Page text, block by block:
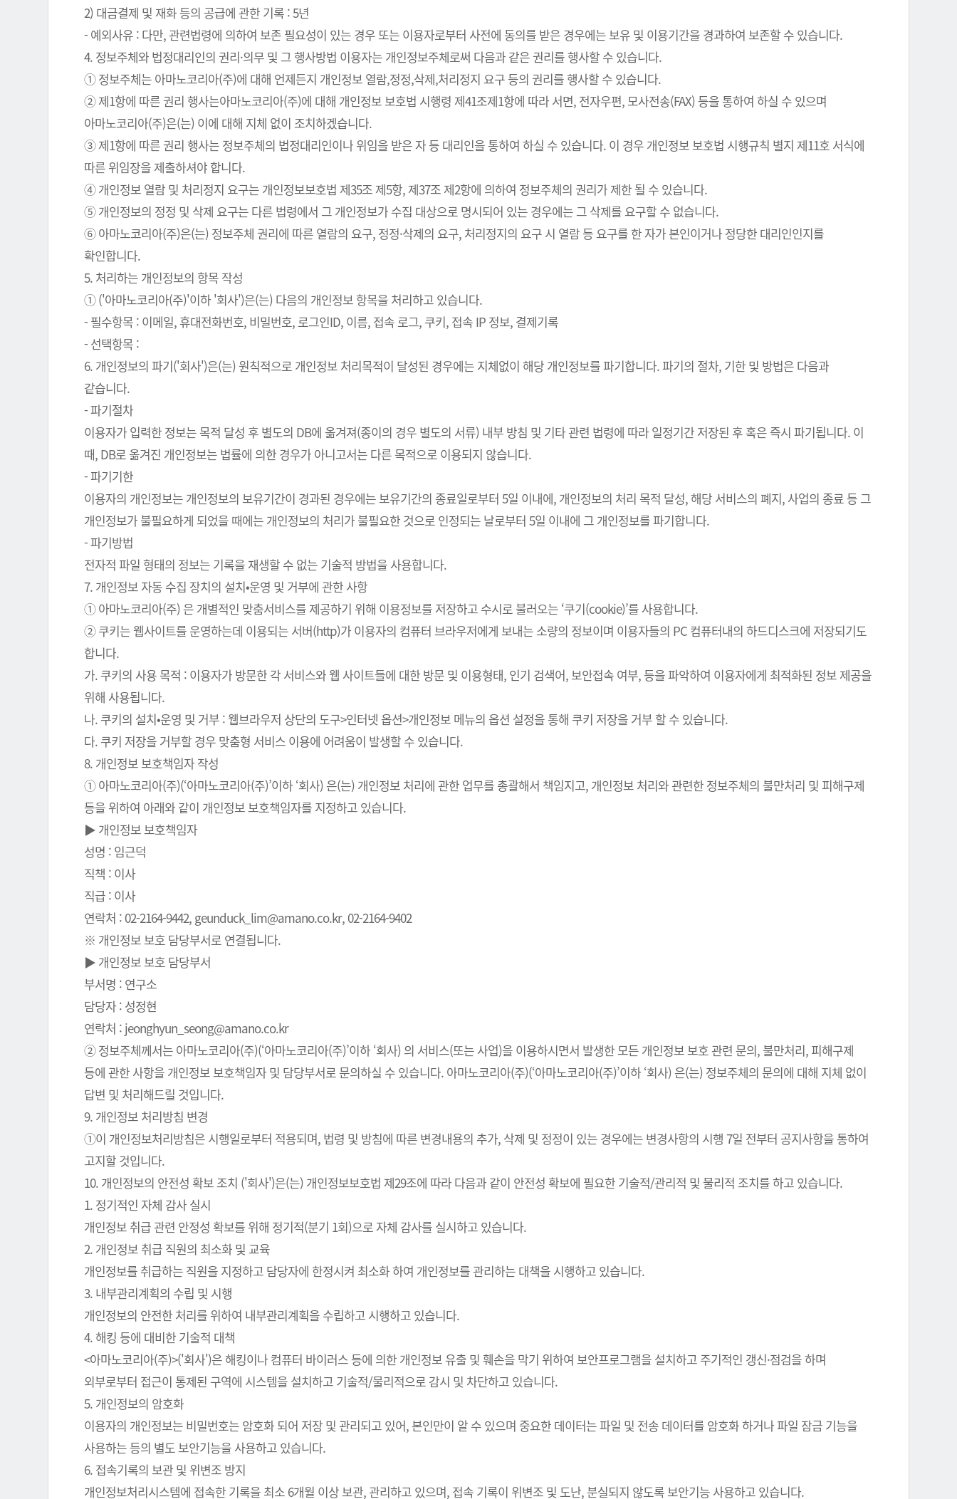
2) 대금결제 및 재화 등의 공급에 관한 기록 : 5년
- 예외사유 : 다만, 관련법령에 의하여 보존 필요성이 있는 경우 또는 이용자로부터 사전에 동의를 받은 경우에는 보유 및 이용기간을 경과하여 보존할 수 있습니다.
4. 정보주체와 법정대리인의 권리·의무 및 그 행사방법 이용자는 개인정보주체로써 다음과 같은 권리를 행사할 수 있습니다.
① 정보주체는 아마노코리아(주)에 대해 언제든지 개인정보 열람,정정,삭제,처리정지 요구 등의 권리를 행사할 수 있습니다.
② 제1항에 따른 권리 행사는아마노코리아(주)에 대해 개인정보 보호법 시행령 제41조제1항에 따라 서면, 전자우편, 모사전송(FAX) 등을 통하여 하실 수 있으며
아마노코리아(주)은(는) 이에 대해 지체 없이 조치하겠습니다.
③ 제1항에 따른 권리 행사는 정보주체의 법정대리인이나 위임을 받은 자 등 대리인을 통하여 하실 수 있습니다. 이 경우 개인정보 보호법 시행규칙 별지 제11호 서식에
따른 위임장을 제출하셔야 합니다.
④ 개인정보 열람 및 처리정지 요구는 개인정보보호법 제35조 제5항, 제37조 제2항에 의하여 정보주체의 권리가 제한 될 수 있습니다.
⑤ 개인정보의 정정 및 삭제 요구는 다른 법령에서 그 개인정보가 수집 대상으로 명시되어 있는 경우에는 그 삭제를 요구할 수 없습니다.
⑥ 아마노코리아(주)은(는) 정보주체 권리에 따른 열람의 요구, 정정·삭제의 요구, 처리정지의 요구 시 열람 등 요구를 한 자가 본인이거나 정당한 대리인인지를
확인합니다.
5. 처리하는 개인정보의 항목 작성
① ('아마노코리아(주)'이하 '회사')은(는) 다음의 개인정보 항목을 처리하고 있습니다.
- 필수항목 : 이메일, 휴대전화번호, 비밀번호, 로그인ID, 이름, 접속 로그, 쿠키, 접속 IP 정보, 결제기록
- 선택항목 :
6. 개인정보의 파기('회사')은(는) 원칙적으로 개인정보 처리목적이 달성된 경우에는 지체없이 해당 개인정보를 파기합니다. 파기의 절차, 기한 및 방법은 다음과
같습니다.
- 파기절차
이용자가 입력한 정보는 목적 달성 후 별도의 DB에 옮겨져(종이의 경우 별도의 서류) 내부 방침 및 기타 관련 법령에 따라 일정기간 저장된 후 혹은 즉시 파기됩니다. 이
때, DB로 옮겨진 개인정보는 법률에 의한 경우가 아니고서는 다른 목적으로 이용되지 않습니다.
- 파기기한
이용자의 개인정보는 개인정보의 보유기간이 경과된 경우에는 보유기간의 종료일로부터 5일 이내에, 개인정보의 처리 목적 달성, 해당 서비스의 폐지, 사업의 종료 등 그
개인정보가 불필요하게 되었을 때에는 개인정보의 처리가 불필요한 것으로 인정되는 날로부터 5일 이내에 그 개인정보를 파기합니다.
- 파기방법
전자적 파일 형태의 정보는 기록을 재생할 수 없는 기술적 방법을 사용합니다.
7. 개인정보 자동 수집 장치의 설치•운영 및 거부에 관한 사항
① 아마노코리아(주) 은 개별적인 맞춤서비스를 제공하기 위해 이용정보를 저장하고 수시로 불러오는 ‘쿠기(cookie)’를 사용합니다.
② 쿠키는 웹사이트를 운영하는데 이용되는 서버(http)가 이용자의 컴퓨터 브라우저에게 보내는 소량의 정보이며 이용자들의 PC 컴퓨터내의 하드디스크에 저장되기도
합니다.
가. 쿠키의 사용 목적 : 이용자가 방문한 각 서비스와 웹 사이트들에 대한 방문 및 이용형태, 인기 검색어, 보안접속 여부, 등을 파악하여 이용자에게 최적화된 정보 제공을
위해 사용됩니다.
나. 쿠키의 설치•운영 및 거부 : 웹브라우저 상단의 도구>인터넷 옵션>개인정보 메뉴의 옵션 설정을 통해 쿠키 저장을 거부 할 수 있습니다.
다. 쿠키 저장을 거부할 경우 맞춤형 서비스 이용에 어려움이 발생할 수 있습니다.
8. 개인정보 보호책임자 작성
① 아마노코리아(주)(‘아마노코리아(주)’이하 ‘회사) 은(는) 개인정보 처리에 관한 업무를 총괄해서 책임지고, 개인정보 처리와 관련한 정보주체의 불만처리 및 피해구제
등을 위하여 아래와 같이 개인정보 보호책임자를 지정하고 있습니다.
▶ 개인정보 보호책임자
성명 : 임근덕
직책 : 이사
직급 : 이사
연락처 : 02-2164-9442, geunduck_lim@amano.co.kr, 02-2164-9402
※ 개인정보 보호 담당부서로 연결됩니다.
▶ 개인정보 보호 담당부서
부서명 : 연구소
담당자 : 성정현
연락처 : jeonghyun_seong@amano.co.kr
② 정보주체께서는 아마노코리아(주)(‘아마노코리아(주)’이하 ‘회사) 의 서비스(또는 사업)을 이용하시면서 발생한 모든 개인정보 보호 관련 문의, 불만처리, 피해구제
등에 관한 사항을 개인정보 보호책임자 및 담당부서로 문의하실 수 있습니다. 아마노코리아(주)(‘아마노코리아(주)’이하 ‘회사) 은(는) 정보주체의 문의에 대해 지체 없이
답변 및 처리해드릴 것입니다.
9. 개인정보 처리방침 변경
①이 개인정보처리방침은 시행일로부터 적용되며, 법령 및 방침에 따른 변경내용의 추가, 삭제 및 정정이 있는 경우에는 변경사항의 시행 7일 전부터 공지사항을 통하여
고지할 것입니다.
10. 개인정보의 안전성 확보 조치 ('회사')은(는) 개인정보보호법 제29조에 따라 다음과 같이 안전성 확보에 필요한 기술적/관리적 및 물리적 조치를 하고 있습니다.
1. 정기적인 자체 감사 실시
개인정보 취급 관련 안정성 확보를 위해 정기적(분기 1회)으로 자체 감사를 실시하고 있습니다.
2. 개인정보 취급 직원의 최소화 및 교육
개인정보를 취급하는 직원을 지정하고 담당자에 한정시켜 최소화 하여 개인정보를 관리하는 대책을 시행하고 있습니다.
3. 내부관리계획의 수립 및 시행
개인정보의 안전한 처리를 위하여 내부관리계획을 수립하고 시행하고 있습니다.
4. 해킹 등에 대비한 기술적 대책
<아마노코리아(주)>('회사')은 해킹이나 컴퓨터 바이러스 등에 의한 개인정보 유출 및 훼손을 막기 위하여 보안프로그램을 설치하고 주기적인 갱신·점검을 하며
외부로부터 접근이 통제된 구역에 시스템을 설치하고 기술적/물리적으로 감시 및 차단하고 있습니다.
5. 개인정보의 암호화
이용자의 개인정보는 비밀번호는 암호화 되어 저장 및 관리되고 있어, 본인만이 알 수 있으며 중요한 데이터는 파일 및 전송 데이터를 암호화 하거나 파일 잠금 기능을
사용하는 등의 별도 보안기능을 사용하고 있습니다.
6. 접속기록의 보관 및 위변조 방지
개인정보처리시스템에 접속한 기록을 최소 6개월 이상 보관, 관리하고 있으며, 접속 기록이 위변조 및 도난, 분실되지 않도록 보안기능 사용하고 있습니다.